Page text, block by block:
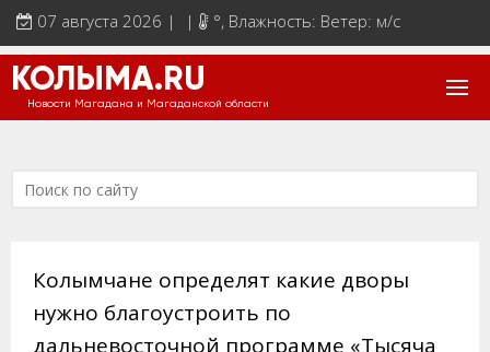
07 августа 2026 | | °, Влажность: Ветер: м/с
КОЛЫМА.RU
Новости Магадана и Магаданской области
Колымчане определят какие дворы
нужно благоустроить по
дальневосточной программе «Тысяча